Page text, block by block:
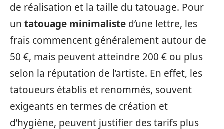
de réalisation et la taille du tatouage. Pour
un tatouage minimaliste d’une lettre, les
frais commencent généralement autour de
50 €, mais peuvent atteindre 200 € ou plus
selon la réputation de l’artiste. En effet, les
tatoueurs établis et renommés, souvent
exigeants en termes de création et
d’hygiène, peuvent justifier des tarifs plus